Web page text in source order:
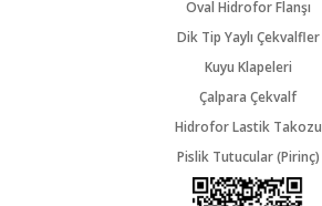
Oval Hidrofor Flanşı
Dik Tip Yaylı Çekvalfler
Kuyu Klapeleri
Çalpara Çekvalf
Hidrofor Lastik Takozu
Pislik Tutucular (Pirinç)